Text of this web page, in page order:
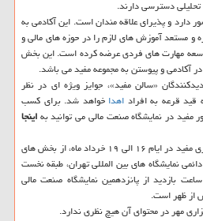
تحلیلی دسترسی دارند.
دارد و پذیرای علاقه مندان است. این آکادمی به
و مستعد آموزش های لازم را در حوزه های مالی و
مهارت های فردی عرضه کرده است. این بخش
آکادمی و پیوستن به مجموعه مفید می باشد.
«سالن مفید»، جوایز ویژه ای در نظر
قرعه به افراد اهدا خواهد شد. برای کسب
مفید در نمایشگاه صنعت مالی می توانید بهاینجا
برای آشنایی بیشتر با خدمات کارگزاری مفید در ایام ۱۶ الی ۱۹ خرداد ماه، از بخش های
نمایشگاه های بین المللی تهران، طبقه نخست
بازدید از پانزدهمین نمایشگاه صنعت مالی
مهر در محتوای آن هیچ نظری ندارد.